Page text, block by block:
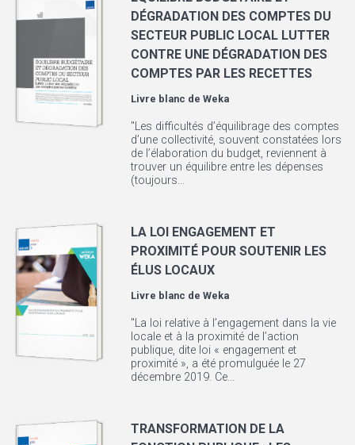
DÉGRADATION DES COMPTES DU
SECTEUR PUBLIC LOCAL LUTTER
CONTRE UNE DÉGRADATION DES
COMPTES PAR LES RECETTES
Livre blanc deWeka
"Les difficultés d’équilibrage des comptes
d’une collectivité, souvent constatées lors
de l’élaboration du budget, reviennent à
trouver un équilibre entre les dépenses
(toujours...
LA LOI ENGAGEMENT ET
PROXIMITÉ POUR SOUTENIR LES
ÉLUS LOCAUX
Livre blanc deWeka
"La loi relative à l’engagement dans la vie
locale et à la proximité de l’action
publique, dite loi « engagement et
proximité », a été promulguée le 27
décembre 2019. Ce...
TRANSFORMATION DE LA